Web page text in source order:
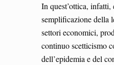
In quest’ottica,
semplificazione della
settori economici,
continuo scetticismo
dell’epidemia e del